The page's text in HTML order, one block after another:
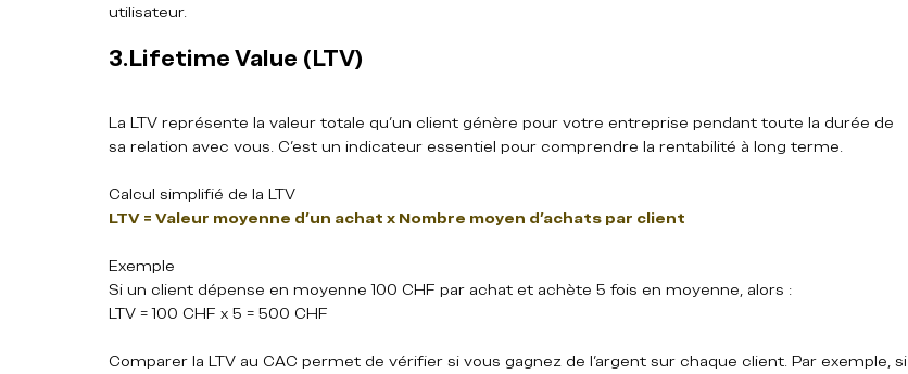
utilisateur.
3.Lifetime Value (LTV)
La LTV représente la valeur totale qu’un client génère pour votre entreprise pendant toute la durée de
sa relation avec vous. C’est un indicateur essentiel pour comprendre la rentabilité à long terme.
Calcul simplifié de la LTV
LTV = Valeur moyenne d’un achat x Nombre moyen d’achats par client
Exemple
Si un client dépense en moyenne 100 CHF par achat et achète 5 fois en moyenne, alors :
LTV = 100 CHF x 5 = 500 CHF
Comparer la LTV au CAC permet de vérifier si vous gagnez de l’argent sur chaque client. Par exemple, si